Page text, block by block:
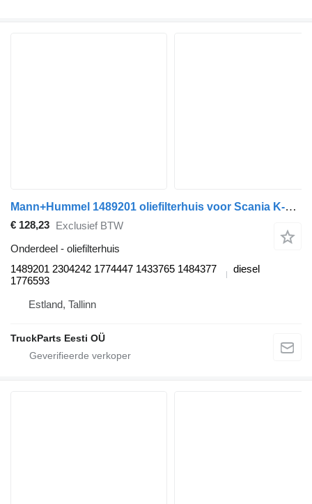
Mann+Hummel 1489201 oliefilterhuis voor Scania K-Series (2016-) vrachtwagen
€ 128,23 Exclusief BTW
Onderdeel - oliefilterhuis
1489201 2304242 1774447 1433765 1484377
1776593
diesel
Estland, Tallinn
TruckParts Eesti OÜ